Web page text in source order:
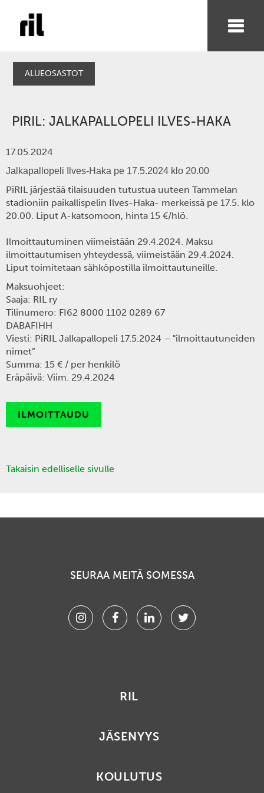
ALUEOSASTOT
PIRIL: JALKAPALLOPELI ILVES-HAKA
17.05.2024
Jalkapallopeli Ilves-Haka pe 17.5.2024 klo 20.00
PiRIL järjestää tilaisuuden tutustua uuteen Tammelan
stadioniin paikallispelin Ilves-Haka- merkeissä pe 17.5. klo
20.00. Liput A-katsomoon, hinta 15 €/hlö.
Ilmoittautuminen viimeistään 29.4.2024. Maksu
ilmoittautumisen yhteydessä, viimeistään 29.4.2024.
Liput toimitetaan sähköpostilla ilmoittautuneille.
Maksuohjeet:
Saaja: RIL ry
Tilinumero: FI62 8000 1102 0289 67
DABAFIHH
Viesti: PiRIL Jalkapallopeli 17.5.2024 – "ilmoittautuneiden
nimet”
Summa: 15 € / per henkilö
Eräpäivä: Viim. 29.4.2024
ILMOITTAUDU
Takaisin edelliselle sivulle
SEURAA MEITÄ SOMESSA
InstagramFacebookLinkedinTwitter
RIL
JÄSENYYS
KOULUTUS